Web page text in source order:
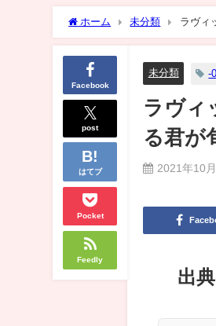
ホーム 未分類 ラヴィ
Facebook
post
はてブ
Pocket
Feedly
未分類 -
ラヴィ
る君が
2021年10
出